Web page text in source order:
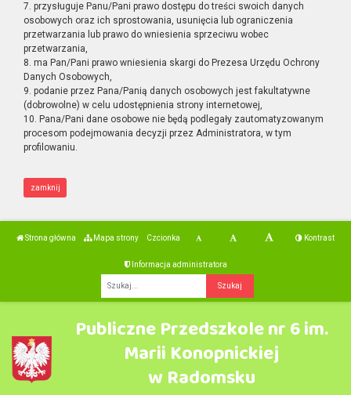
7. przysługuje Panu/Pani prawo dostępu do treści swoich danych
osobowych oraz ich sprostowania, usunięcia lub ograniczenia
przetwarzania lub prawo do wniesienia sprzeciwu wobec
przetwarzania,
8. ma Pan/Pani prawo wniesienia skargi do Prezesa Urzędu Ochrony
Danych Osobowych,
9. podanie przez Pana/Panią danych osobowych jest fakultatywne
(dobrowolne) w celu udostępnienia strony internetowej,
10. Pana/Pani dane osobowe nie będą podlegały zautomatyzowanym
procesom podejmowania decyzji przez Administratora, w tym
profilowaniu.
zamknij
Strona główna Mapa strony Czcionka Kontrast
Informacja administratora
Publiczne Przedszkole nr 6 im.
Marii Konopnickiej
w Radomsku